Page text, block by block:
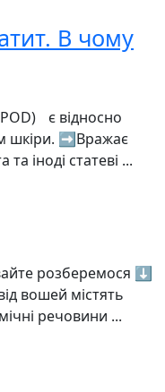
В чому
є відносно
шкіри. ➡️Вражає
іноді статеві ...
розберемося ⬇️
вошей містять
речовини ...